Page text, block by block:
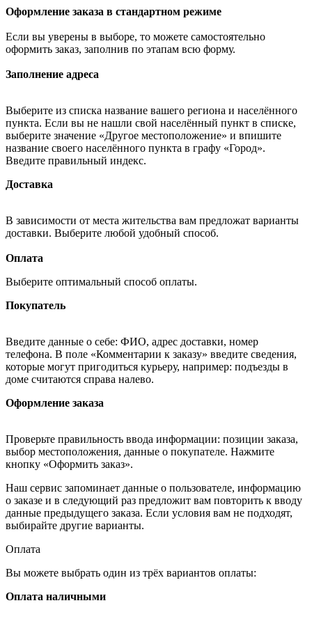
Оформление заказа в стандартном режиме
Если вы уверены в выборе, то можете самостоятельно
оформить заказ, заполнив по этапам всю форму.
Заполнение адреса
Выберите из списка название вашего региона и населённого
пункта. Если вы не нашли свой населённый пункт в списке,
выберите значение «Другое местоположение» и впишите
название своего населённого пункта в графу «Город».
Введите правильный индекс.
Доставка
В зависимости от места жительства вам предложат варианты
доставки. Выберите любой удобный способ.
Оплата
Выберите оптимальный способ оплаты.
Покупатель
Введите данные о себе: ФИО, адрес доставки, номер
телефона. В поле «Комментарии к заказу» введите сведения,
которые могут пригодиться курьеру, например: подъезды в
доме считаются справа налево.
Оформление заказа
Проверьте правильность ввода информации: позиции заказа,
выбор местоположения, данные о покупателе. Нажмите
кнопку «Оформить заказ».
Наш сервис запоминает данные о пользователе, информацию
о заказе и в следующий раз предложит вам повторить к вводу
данные предыдущего заказа. Если условия вам не подходят,
выбирайте другие варианты.
Оплата
Вы можете выбрать один из трёх вариантов оплаты:
Оплата наличными